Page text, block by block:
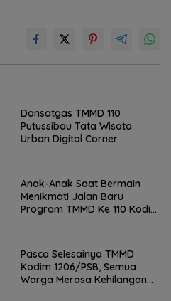
Dansatgas TMMD 110
Putussibau Tata Wisata
Urban Digital Corner
Anak-Anak Saat Bermain
Menikmati Jalan Baru
Program TMMD Ke 110 Kodim
Pasca Selesainya TMMD
Kodim 1206/PSB, Semua
Warga Merasa Kehilangan